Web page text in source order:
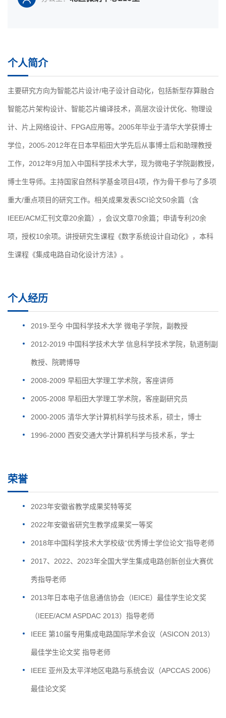
个人简介
主要研究方向为智能芯片设计/电子设计自动化，包括新型存算融合
智能芯片架构设计、智能芯片编译技术，高层次设计优化、物理设
计、片上网络设计、FPGA应用等。2005年毕业于清华大学获博士
学位，2005-2012年在日本早稻田大学先后从事博士后和助理教授
工作，2012年9月加入中国科学技术大学，现为微电子学院副教授，
博士生导师。主持国家自然科学基金项目4项，作为骨干参与了多项
重大/重点项目的研究工作。相关成果发表SCI论文50余篇（含
IEEE/ACM汇刊文章20余篇），会议文章70余篇；申请专利20余
项，授权10余项。讲授研究生课程《数字系统设计自动化》，本科
生课程《集成电路自动化设计方法》。
个人经历
2019-至今 中国科学技术大学 微电子学院，副教授
2012-2019 中国科学技术大学 信息科学技术学院，轨道制副
教授、院聘博导
2008-2009 早稻田大学理工学术院，客座讲师
2005-2008 早稻田大学理工学术院，客座副研究员
2000-2005 清华大学计算机科学与技术系，硕士，博士
1996-2000 西安交通大学计算机科学与技术系，学士
荣誉
2023年安徽省教学成果奖特等奖
2022年安徽省研究生教学成果奖一等奖
2018年中国科学技术大学校级“优秀博士学位论文”指导老师
2017、2022、2023年全国大学生集成电路创新创业大赛优
秀指导老师
2013年日本电子信息通信协会（IEICE）最佳学生论文奖
（IEEE/ACM ASPDAC 2013）指导老师
IEEE 第10届专用集成电路国际学术会议（ASICON 2013）
最佳学生论文奖 指导老师
IEEE 亚州及太平洋地区电路与系统会议（APCCAS 2006）
最佳论文奖